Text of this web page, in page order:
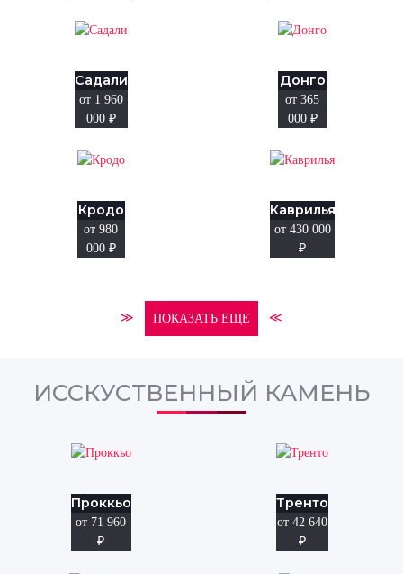
Садали
от 1 960
000 ₽
Донго
от 365
000 ₽
Кродо
от 980
000 ₽
Каврилья
от 430 000
₽
≫ ПОКАЗАТЬ ЕЩЕ ≪
ИССКУСТВЕННЫЙ КАМЕНЬ
Проккьо
от 71 960
₽
Тренто
от 42 640
₽